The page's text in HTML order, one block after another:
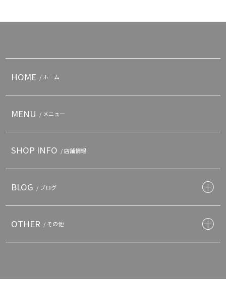
HOME / ホーム
MENU / メニュー
SHOP INFO / 店舗情報
BLOG / ブログ
OTHER / その他